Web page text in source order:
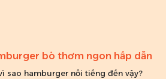
bò thơm ngon hấp dẫn
sao hamburger nổi tiếng đến vậy?